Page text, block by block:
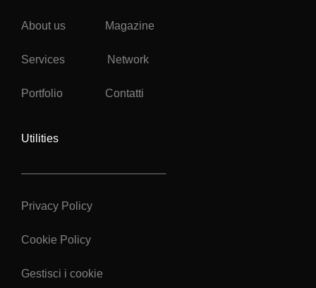
About us Magazine
Services Network
Portfolio Contatti
Utilities
Privacy Policy
Cookie Policy
Gestisci i cookie